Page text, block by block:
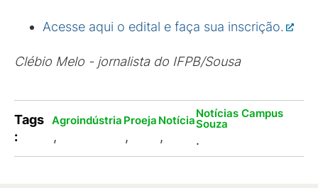
Acesse aqui o edital e faça sua inscrição.
Clébio Melo - jornalista do IFPB/Sousa
Tags
:
Agroindústria
,
Proeja
,
Notícia
,
Notícias Campus
Souza
.